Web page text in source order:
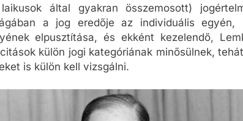
által gyakran összemosott)
a jog eredője az individuális egyén,
elpusztítása, és ekként kezelendő,
külön jogi kategóriának minősülnek,
is külön kell vizsgálni.